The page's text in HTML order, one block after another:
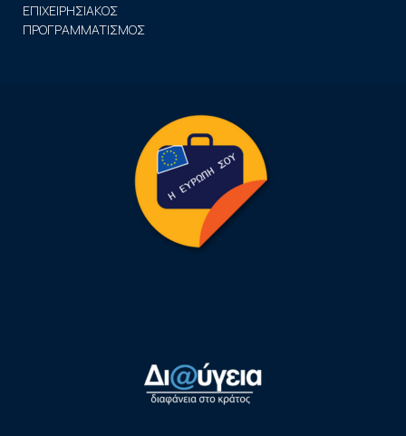
ΕΠΙΧΕΙΡΗΣΙΑΚΟΣ
ΠΡΟΓΡΑΜΜΑΤΙΣΜΟΣ